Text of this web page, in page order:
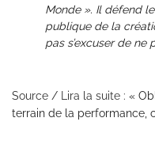
Monde ». Il défend
publique de la
pas s’excuser de ne
Source / Lira la suite : «
terrain de la performance,